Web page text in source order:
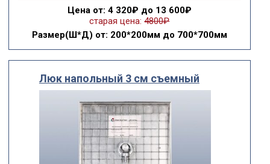
Ценаот: 4 320₽ до 13 600₽
старая цена: 4800₽
Размер(Ш*Д) от: 200*200мм до 700*700мм
Люк напольный 3 см съемный